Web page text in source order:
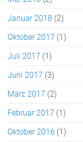
Januar 2018 (2)
Oktober 2017 (1)
Juli 2017 (1)
Juni 2017 (3)
März 2017 (2)
Februar 2017 (1)
Oktober 2016 (1)